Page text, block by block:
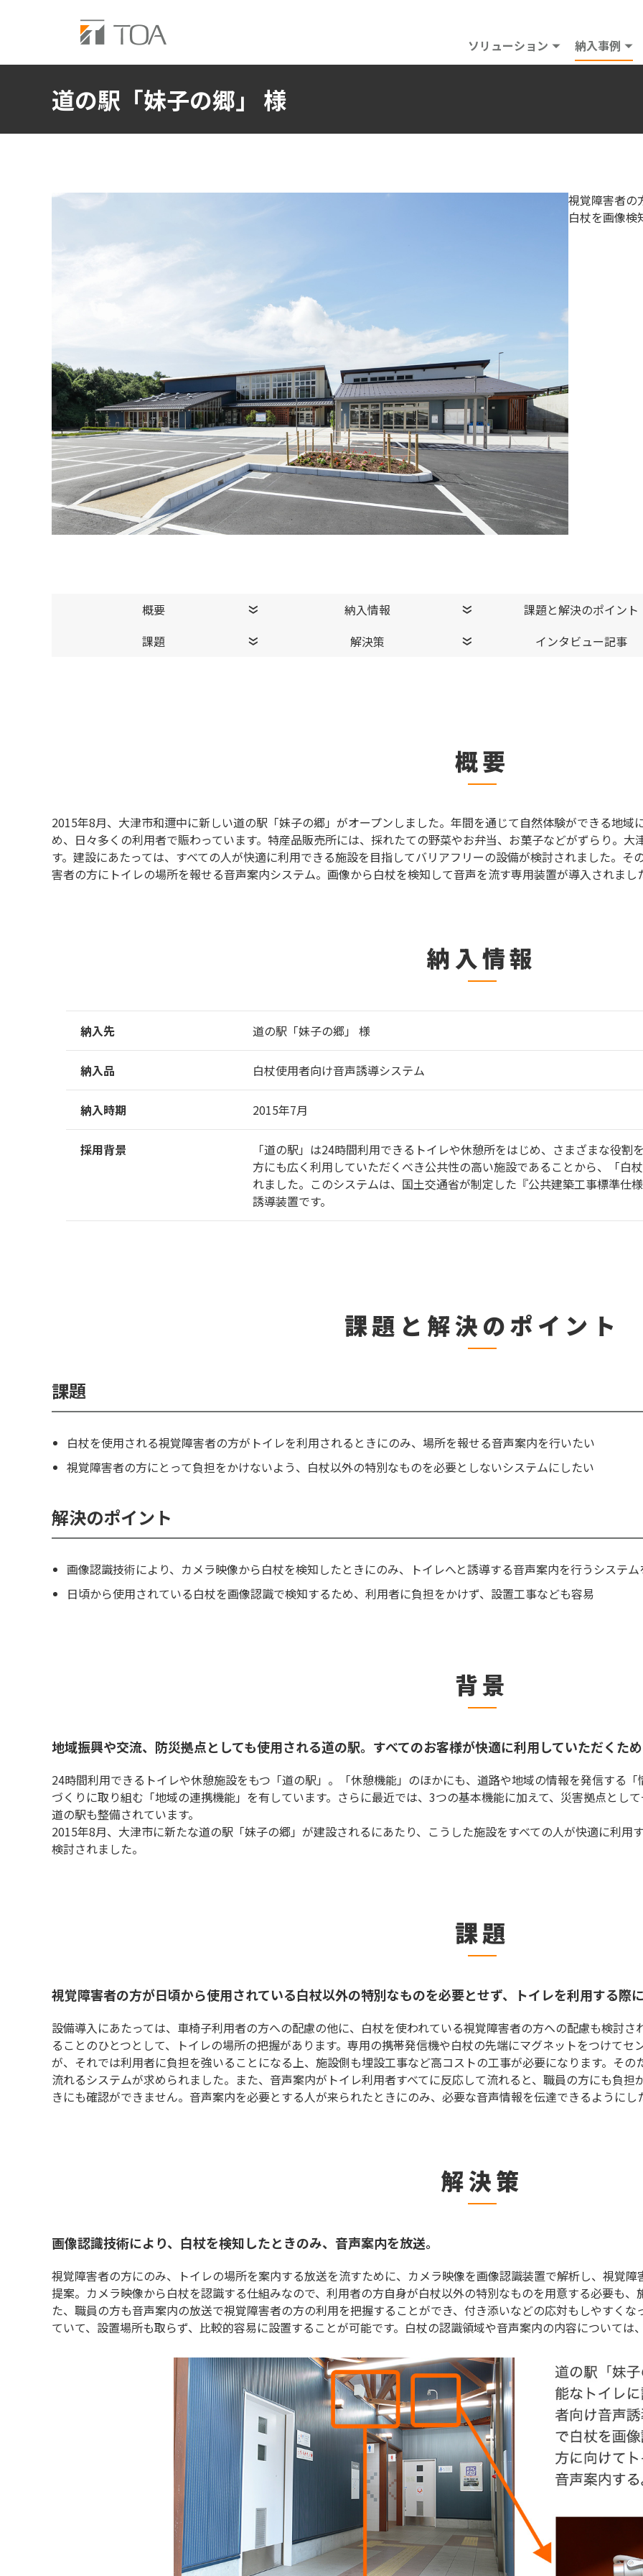
ソリューション 納入事例
道の駅「妹子の郷」 様
視覚障害者の
白杖を画像検
概要 納入情報
課題と解決のポイント
課題
解決策 インタビュー記事
概要
2015年8月、大津市和邇中に新しい道の駅「妹子の郷」がオープンしました。年間を通じて自然体験ができる地
め、日々多くの利用者で賑わっています。特産品販売所には、採れたての野菜やお弁当、お菓子などがずらり。
す。建設にあたっては、すべての人が快適に利用できる施設を目指してバリアフリーの設備が検討されました。
害者の方にトイレの場所を報せる音声案内システム。画像から白杖を検知して音声を流す専用装置が導入されまし
納入情報
納入先 道の駅「妹子の郷」 様
納入品 白杖使用者向け音声誘導システム
納入時期 2015年7月
採用背景
「道の駅」は24時間利用できるトイレや休憩所をはじめ、さまざまな役
方にも広く利用していただくべき公共性の高い施設であることから、「白
れました。このシステムは、国土交通省が制定した『公共建築工事標準仕
誘導装置です。
課題と解決のポイント
課題
白杖を使用される視覚障害者の方がトイレを利用されるときにのみ、場所を報せる音声案内を行いたい
視覚障害者の方にとって負担をかけないよう、白杖以外の特別なものを必要としないシステムにしたい
解決のポイント
画像認識技術により、カメラ映像から白杖を検知したときにのみ、トイレへと誘導する音声案内を行うシステ
日頃から使用されている白杖を画像認識で検知するため、利用者に負担をかけず、設置工事なども容易
背景
地域振興や交流、防災拠点としても使用される道の駅。すべてのお客様が快適に利用していただくた
24時間利用できるトイレや休憩施設をもつ「道の駅」。「休憩機能」のほかにも、道路や地域の情報を発信する
づくりに取り組む「地域の連携機能」を有しています。さらに最近では、3つの基本機能に加えて、災害拠点とし
道の駅も整備されています。
2015年8月、大津市に新たな道の駅「妹子の郷」が建設されるにあたり、こうした施設をすべての人が快適に利
検討されました。
課題
視覚障害者の方が日頃から使用されている白杖以外の特別なものを必要とせず、トイレを利用する際
設備導入にあたっては、車椅子利用者の方への配慮の他に、白杖を使われている視覚障害者の方への配慮も検討
ることのひとつとして、トイレの場所の把握があります。専用の携帯発信機や白杖の先端にマグネットをつけて
が、それでは利用者に負担を強いることになる上、施設側も埋設工事など高コストの工事が必要になります。そ
流れるシステムが求められました。また、音声案内がトイレ利用者すべてに反応して流れると、職員の方にも負
きにも確認ができません。音声案内を必要とする人が来られたときにのみ、必要な音声情報を伝達できるように
解決策
画像認識技術により、白杖を検知したときのみ、音声案内を放送。
視覚障害者の方にのみ、トイレの場所を案内する放送を流すために、カメラ映像を画像認識装置で解析し、視覚
提案。カメラ映像から白杖を認識する仕組みなので、利用者の方自身が白杖以外の特別なものを用意する必要も
た、職員の方も音声案内の放送で視覚障害者の方の利用を把握することができ、付き添いなどの応対もしやすく
ていて、設置場所も取らず、比較的容易に設置することが可能です。白杖の認識領域や音声案内の内容については